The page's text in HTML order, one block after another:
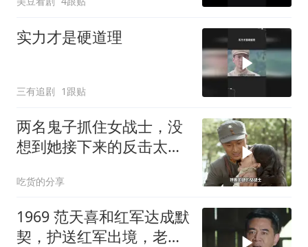
实力才是硬道理
三有追剧 1跟贴
两名鬼子抓住女战士，没
想到她接下来的反击太解
吃货的分享
1969 范天喜和红军达成默
契，护送红军出境，老蒋